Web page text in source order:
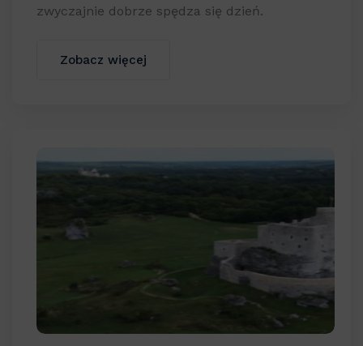
zwyczajnie dobrze spędza się dzień.
Zobacz więcej